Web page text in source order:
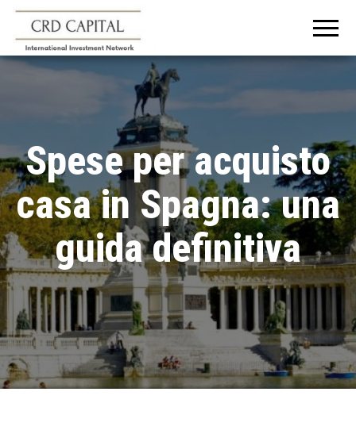
Spese per acquisto
casa in Spagna: una
guida definitiva